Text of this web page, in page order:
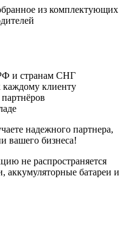
из комплектующих
и странам СНГ
клиенту
надежного партнера,
вашего бизнеса!
не распространяется
аккумуляторные батареи и